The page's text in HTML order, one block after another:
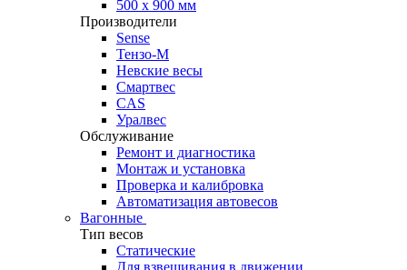
500 х 900 мм
Производители
Sense
Тензо-М
Невские весы
Смартвес
CAS
Уралвес
Обслуживание
Ремонт и диагностика
Монтаж и установка
Проверка и калибровка
Автоматизация автовесов
Вагонные
Тип весов
Статические
Для взвешивания в движении